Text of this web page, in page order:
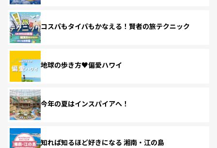
コスパもタイパもかなえる！賢者の旅テクニック
地球の歩き方♥偏愛ハワイ
今年の夏はインスパイアへ！
知れば知るほど好きになる 湘南・江の島